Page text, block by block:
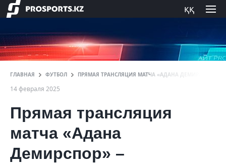
ққ
ГЛАВНАЯ ФУТБОЛ ПРЯМАЯ ТРАНСЛЯЦИЯ МАТЧА «АДАНА ДЕМИРСПОР» –
14 февраля 2025
Прямая трансляция
матча «Адана
Демирспор» –